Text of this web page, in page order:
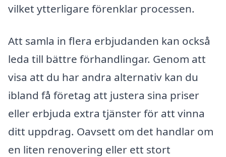
vilket ytterligare förenklar processen.
Att samla in flera erbjudanden kan också
leda till bättre förhandlingar. Genom att
visa att du har andra alternativ kan du
ibland få företag att justera sina priser
eller erbjuda extra tjänster för att vinna
ditt uppdrag. Oavsett om det handlar om
en liten renovering eller ett stort